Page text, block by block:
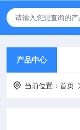
产品中心
当前位置：首页